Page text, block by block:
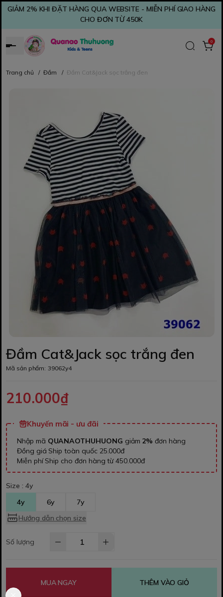
GIẢM 2% KHI ĐẶT HÀNG QUA WEBSITE - MIỄN PHÍ GIAO HÀNG
CHO ĐƠN TỪ 450K
0
Trang chủ / Đầm / Đầm Cat&Jack sọc trắng đen
Đầm Cat&Jack sọc trắng đen
Mã sản phẩm: 39062y4
210.000₫
Khuyến mãi - ưu đãi
Nhập mã QUANAOTHUHUONG giảm 2% đơn hàng
Đồng giá Ship toàn quốc 25.000đ
Miễn phí Ship cho đơn hàng từ 450.000đ
Size : 4y
4y
6y
7y
Hướng dẫn chọn size
Số lượng
MUA NGAY THÊM VÀO GIỎ